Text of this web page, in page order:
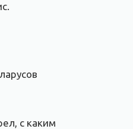
с каким